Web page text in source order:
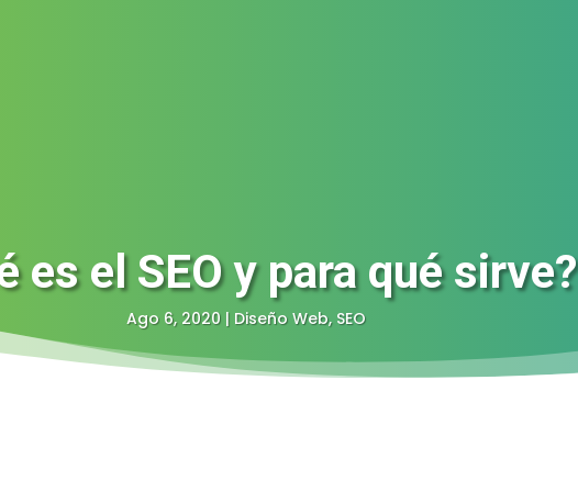
es el SEO y para qué sirve?
Ago 6, 2020 | Diseño Web, SEO